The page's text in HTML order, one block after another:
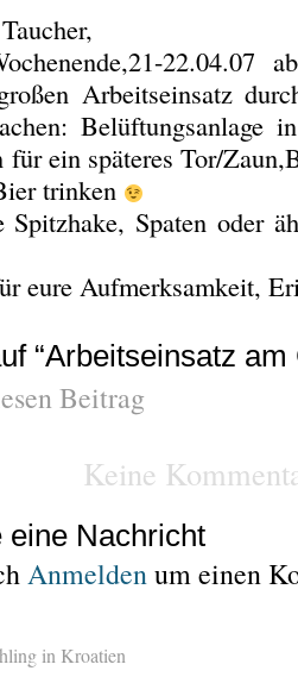
22.04.07
Arbeitseinsatz
Belüftungsanlage
für ein späteres Tor/
trinken
Spitzhake, Spaten oder
eure Aufmerksamkeit,
“Arbeitseinsatz am
Beitrag
Keine
eine Nachricht
Anmeldenum einen
in Kroatien